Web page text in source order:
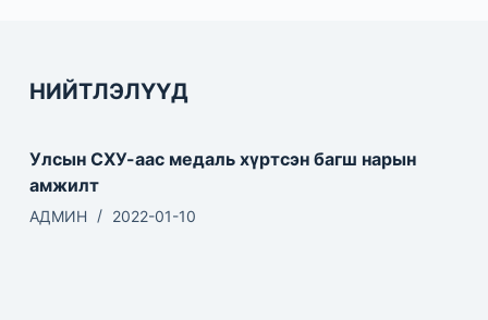
НИЙТЛЭЛҮҮД
Улсын СХУ-аас медаль хүртсэн багш нарын
амжилт
АДМИН 2022-01-10